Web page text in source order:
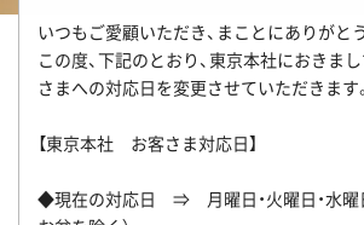
いつもご愛顧いただき、まことにありがと
この度、下記のとおり、東京本社におきま
さまへの対応日を変更させていただきます。
【東京本社 お客さま対応日】
◆現在の対応日 ⇒ 月曜日・火曜日・水曜日